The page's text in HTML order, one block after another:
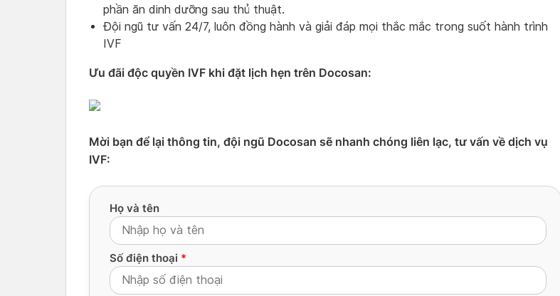
phần ăn dinh dưỡng sau thủ thuật.
Đội ngũ tư vấn 24/7, luôn đồng hành và giải đáp mọi thắc mắc trong suốt hành trình
IVF
Ưu đãi độc quyền IVF khi đặt lịch hẹn trên Docosan:
Mời bạn để lại thông tin, đội ngũ Docosan sẽ nhanh chóng liên lạc, tư vấn về dịch vụ
IVF:
Họ và tên
Số điện thoại *